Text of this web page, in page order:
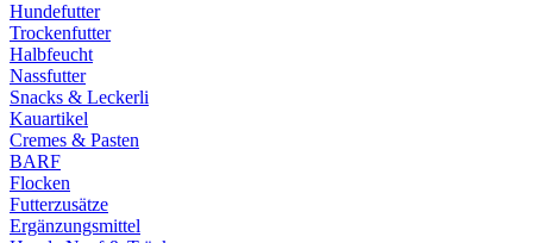
Hundefutter
Trockenfutter
Halbfeucht
Nassfutter
Snacks & Leckerli
Kauartikel
Cremes & Pasten
BARF
Flocken
Futterzusätze
Ergänzungsmittel